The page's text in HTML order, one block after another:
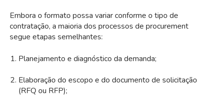
Embora o formato possa variar conforme o tipo de
contratação, a maioria dos processos de procurement
segue etapas semelhantes:
Planejamento e diagnóstico da demanda;
Elaboração do escopo e do documento de solicitação
(RFQ ou RFP);